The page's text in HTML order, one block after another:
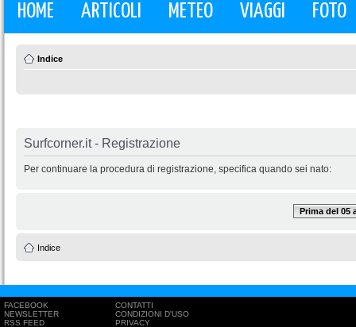
HOME ARTICOLI METEO VIAGGI FOTO
Indice
Surfcorner.it - Registrazione
Per continuare la procedura di registrazione, specifica quando sei nato:
Prima del 05
Indice
FACEBOOK
NEWSLETTER
RSS FEED
CONTATTI
CONDIZIONI D'USO
PRIVACY